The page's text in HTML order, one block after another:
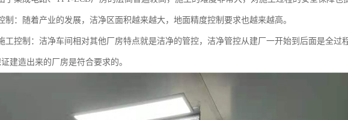
制：随着产业的发展，洁净区面积越来越大，地面精度控制要求也越来越高。
工控制：洁净车间相对其他厂房特点就是洁净的管控，洁净管控从建厂一开始到后面是全过
建造出来的厂房是符合要求的。